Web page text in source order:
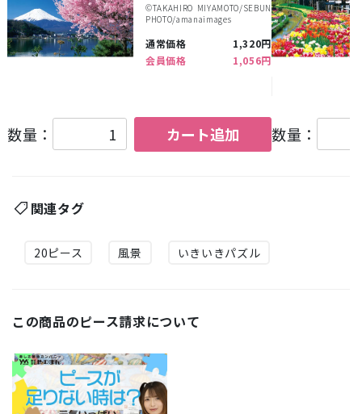
©︎TAKAHIRO MIYAMOTO/SEBUN
PHOTO/amanaimages
通常価格
1,320円
会員価格
1,056円
数量： カート追加 数量：
関連タグ
20ピース 風景 いきいきパズル
この商品のピース請求について